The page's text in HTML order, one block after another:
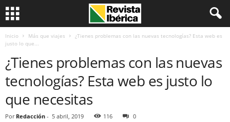
Inicio Más que viajes
¿Tienes problemas con las nuevas tecnologías? Esta web es
justo lo que...
¿Tienes problemas con las nuevas
tecnologías? Esta web es justo lo
que necesitas
Por Redacción - 5 abril, 2019 116 0